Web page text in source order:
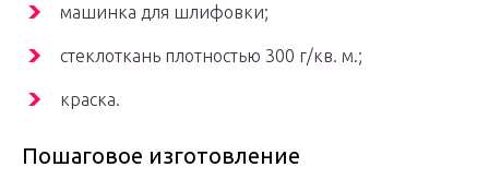
машинка для шлифовки;
стеклоткань плотностью 300 г/кв. м.;
краска.
Пошаговое изготовление